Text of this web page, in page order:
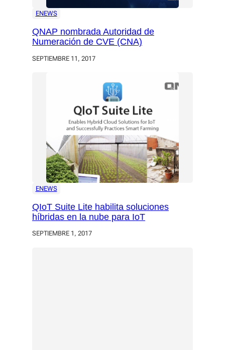
ENEWS
QNAP nombrada Autoridad de
Numeración de CVE (CNA)
SEPTIEMBRE 11, 2017
ENEWS
QIoT Suite Lite habilita soluciones
híbridas en la nube para IoT
SEPTIEMBRE 1, 2017